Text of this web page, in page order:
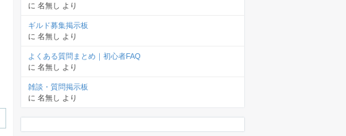
に 名無し より
ギルド募集掲示板
に 名無し より
よくある質問まとめ｜初心者FAQ
に 名無し より
雑談・質問掲示板
に 名無し より